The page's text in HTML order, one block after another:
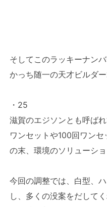
そしてこのラッキーナン
かっち随一の天才ビルダー
・25
滋賀のエジソンとも呼ば
ワンセットや100回ワン
の末、環境のソリューシ
今回の調整では、白型、
し、多くの没案をだして